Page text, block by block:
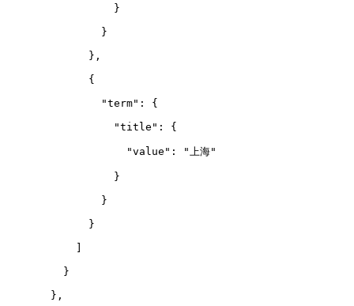
            }
          }
        },
        {
          "term": {
            "title": {
              "value": "上海"
            }
          }
        }
      ]
    }
  },